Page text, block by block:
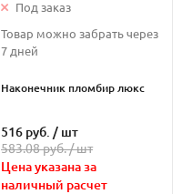
Под заказ
Товар можно забрать через
7 дней
Наконечник пломбир люкс
516 руб. / шт
583.08 руб. /шт
Цена указана за
наличный расчет